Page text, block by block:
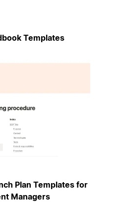
Templates
Plan Templates for
Managers